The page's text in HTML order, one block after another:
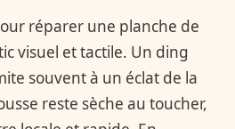
réparer une planche de
visuel et tactile. Un ding
souvent à un éclat de la
reste sèche au toucher,